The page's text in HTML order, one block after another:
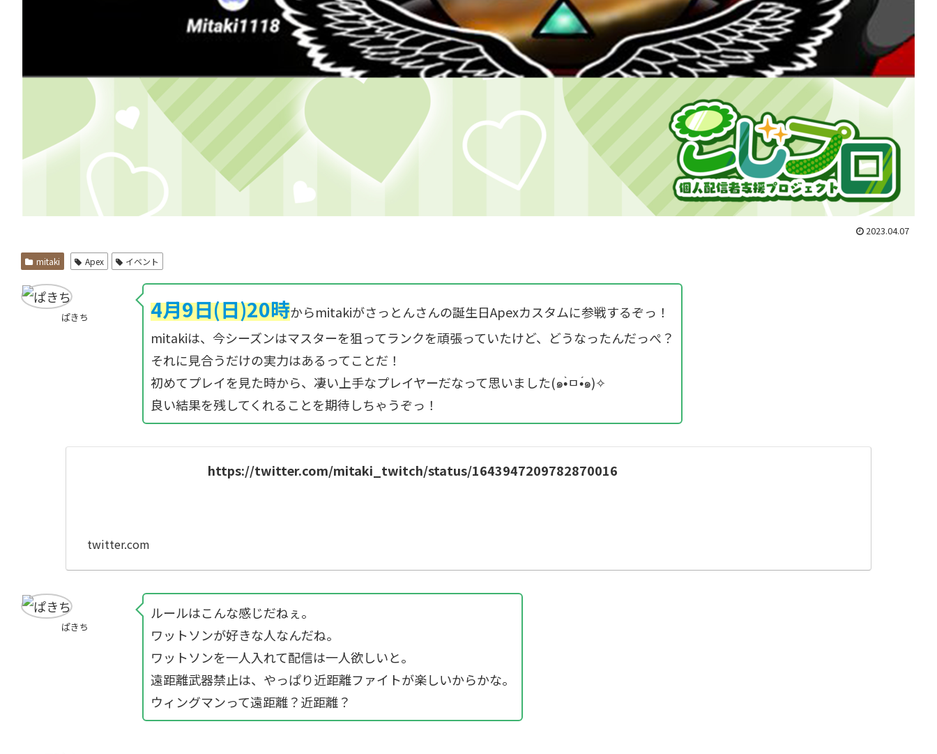
2023.04.07
mitaki Apex イベント
ぱきち 4月9日(日)20時からmitakiがさっとんさんの誕生日Apexカスタムに参戦するぞっ！
mitakiは、今シーズンはマスターを狙ってランクを頑張っていたけど、どうなったんだっぺ？
それに見合うだけの実力はあるってことだ！
初めてプレイを見た時から、凄い上手なプレイヤーだなって思いました(๑•̀ㅁ•́๑)✧
良い結果を残してくれることを期待しちゃうぞっ！
https://twitter.com/mitaki_twitch/status/1643947209782870016
twitter.com
ぱきち
ルールはこんな感じだねぇ。
ワットソンが好きな人なんだね。
ワットソンを一人入れて配信は一人欲しいと。
遠距離武器禁止は、やっぱり近距離ファイトが楽しいからかな。
ウィングマンって遠距離？近距離？